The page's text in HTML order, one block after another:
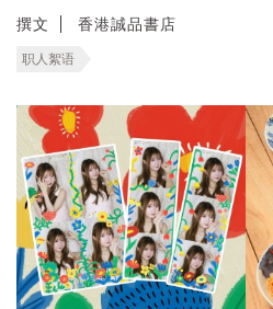
撰文 香港誠品書店
职人絮语